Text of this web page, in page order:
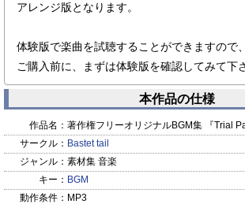
アレンジ版となります。
体験版で楽曲を試聴することができますので、
ご購入前に、まずは体験版を確認してみて下
本作品の仕様
作品名： 著作権フリーオリジナルBGM集 『Trial
サークル： Bastet tail
ジャンル： 素材集 音楽
キー： BGM
動作条件： MP3